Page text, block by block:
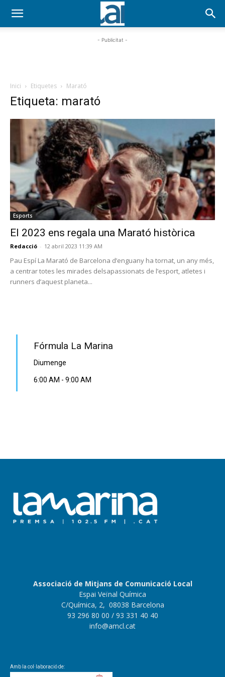
- Publicitat -
Inici Etiquetes Marató
Etiqueta: marató
Esports
El 2023 ens regala una Marató històrica
Redacció - 12 abril 2023 11:39 AM
Pau Espí La Marató de Barcelona d’enguany ha tornat, un any més,
a centrar totes les mirades delsapassionats de l’esport, atletes i
runners d’aquest planeta...
Fórmula La Marina
Diumenge
6:00 AM - 9:00 AM
Associació de Mitjans de Comunicació Local
Espai Veïnal Química
C/Química, 2, 08038 Barcelona
93 296 80 00 / 93 331 40 40
info@amcl.cat
Amb la col·laboració de: